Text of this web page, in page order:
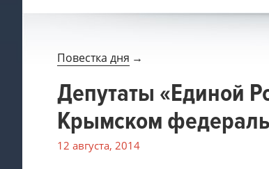
Повестка дня →
Депутаты «Единой
Крымском
12 августа, 2014